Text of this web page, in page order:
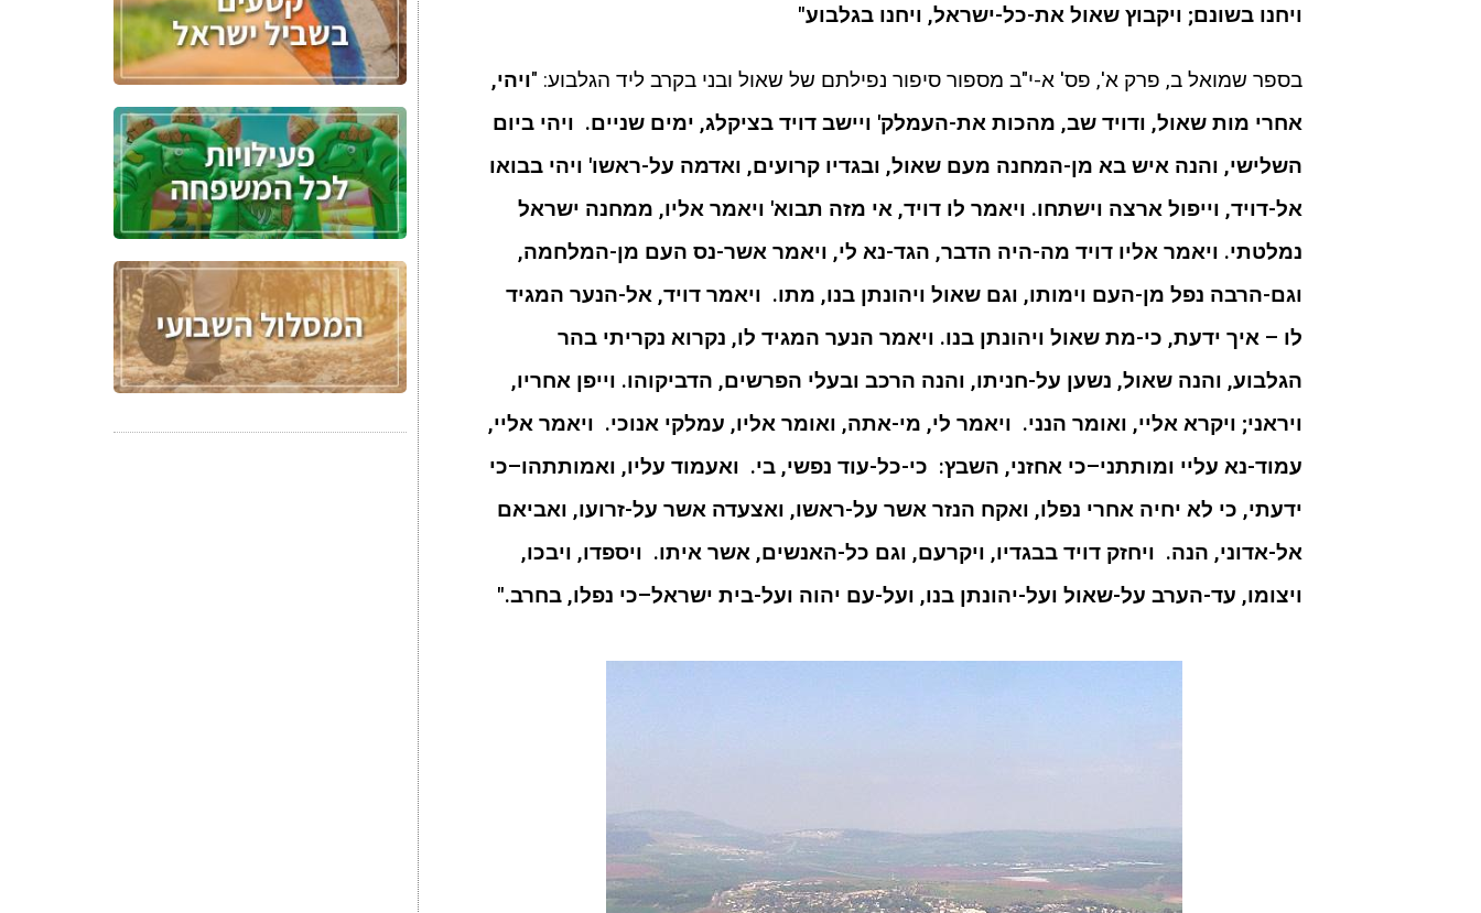
ויחנו בשונם; ויקבוץ שאול את-כל-ישראל, ויחנו בגלבוע"
בספר שמואל ב, פרק א', פס' א-י"ב מספור סיפור נפילתם של שאול ובני בקרב ליד הגלבוע: "ויהי,
אחרי מות שאול, ודויד שב, מהכות את-העמלק' ויישב דויד בציקלג, ימים שניים. ויהי ביום
השלישי, והנה איש בא מן-המחנה מעם שאול, ובגדיו קרועים, ואדמה על-ראשו' ויהי בבואו
אל-דויד, וייפול ארצה וישתחו. ויאמר לו דויד, אי מזה תבוא' ויאמר אליו, ממחנה ישראל
נמלטתי. ויאמר אליו דויד מה-היה הדבר, הגד-נא לי, ויאמר אשר-נס העם מן-המלחמה,
וגם-הרבה נפל מן-העם וימותו, וגם שאול ויהונתן בנו, מתו. ויאמר דויד, אל-הנער המגיד
לו – איך ידעת, כי-מת שאול ויהונתן בנו. ויאמר הנער המגיד לו, נקרוא נקריתי בהר
הגלבוע, והנה שאול, נשען על-חניתו, והנה הרכב ובעלי הפרשים, הדביקוהו. וייפן אחריו,
ויראני; ויקרא אליי, ואומר הנני. ויאמר לי, מי-אתה, ואומר אליו, עמלקי אנוכי. ויאמר אליי,
עמוד-נא עליי ומותתני–כי אחזני, השבץ: כי-כל-עוד נפשי, בי. ואעמוד עליו, ואמותתהו–כי
ידעתי, כי לא יחיה אחרי נפלו, ואקח הנזר אשר על-ראשו, ואצעדה אשר על-זרועו, ואביאם
אל-אדוני, הנה. ויחזק דויד בבגדיו, ויקרעם, וגם כל-האנשים, אשר איתו. ויספדו, ויבכו,
ויצומו, עד-הערב על-שאול ועל-יהונתן בנו, ועל-עם יהוה ועל-בית ישראל–כי נפלו, בחרב."